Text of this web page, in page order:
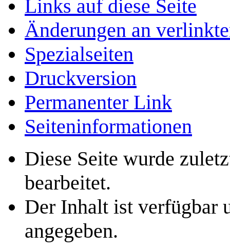
Links auf diese Seite
Änderungen an
Spezialseiten
Druckversion
Permanenter Link
Seiten­­informationen
Diese Seite wurde
bearbeitet.
Der Inhalt ist verfügbar
angegeben.